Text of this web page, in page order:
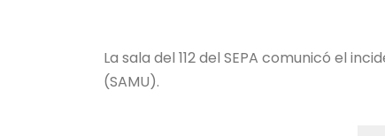
La sala del 112 del SEPA comunicó el
(SAMU).